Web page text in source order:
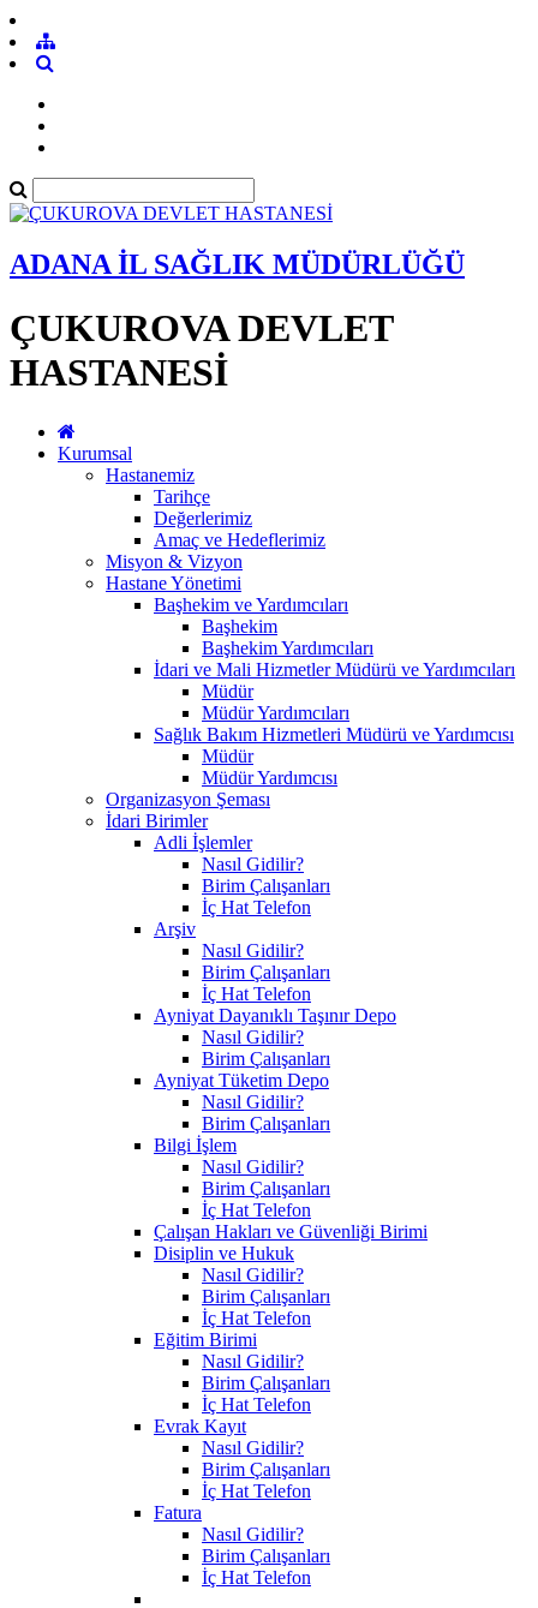
ADANA İL SAĞLIK MÜDÜRLÜĞÜ
ÇUKUROVA DEVLET
HASTANESİ
Kurumsal
Hastanemiz
Tarihçe
Değerlerimiz
Amaç ve Hedeflerimiz
Misyon & Vizyon
Hastane Yönetimi
Başhekim ve Yardımcıları
Başhekim
Başhekim Yardımcıları
İdari ve Mali Hizmetler Müdürü ve Yardımcıları
Müdür
Müdür Yardımcıları
Sağlık Bakım Hizmetleri Müdürü ve Yardımcısı
Müdür
Müdür Yardımcısı
Organizasyon Şeması
İdari Birimler
Adli İşlemler
Nasıl Gidilir?
Birim Çalışanları
İç Hat Telefon
Arşiv
Nasıl Gidilir?
Birim Çalışanları
İç Hat Telefon
Ayniyat Dayanıklı Taşınır Depo
Nasıl Gidilir?
Birim Çalışanları
Ayniyat Tüketim Depo
Nasıl Gidilir?
Birim Çalışanları
Bilgi İşlem
Nasıl Gidilir?
Birim Çalışanları
İç Hat Telefon
Çalışan Hakları ve Güvenliği Birimi
Disiplin ve Hukuk
Nasıl Gidilir?
Birim Çalışanları
İç Hat Telefon
Eğitim Birimi
Nasıl Gidilir?
Birim Çalışanları
İç Hat Telefon
Evrak Kayıt
Nasıl Gidilir?
Birim Çalışanları
İç Hat Telefon
Fatura
Nasıl Gidilir?
Birim Çalışanları
İç Hat Telefon